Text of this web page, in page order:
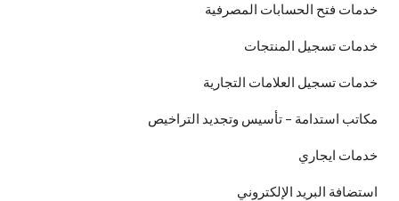
خدمات فتح الحسابات المصرفية
خدمات تسجيل المنتجات
خدمات تسجيل العلامات التجارية
مكاتب استدامة – تأسيس وتجديد التراخيص
خدمات ايجاري
استضافة البريد الإلكتروني